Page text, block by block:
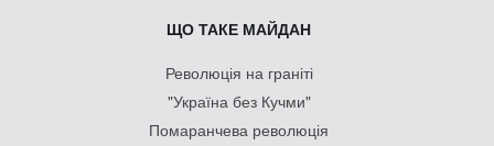
ЩО ТАКЕ МАЙДАН
Революція на граніті
"Україна без Кучми"
Помаранчева революція